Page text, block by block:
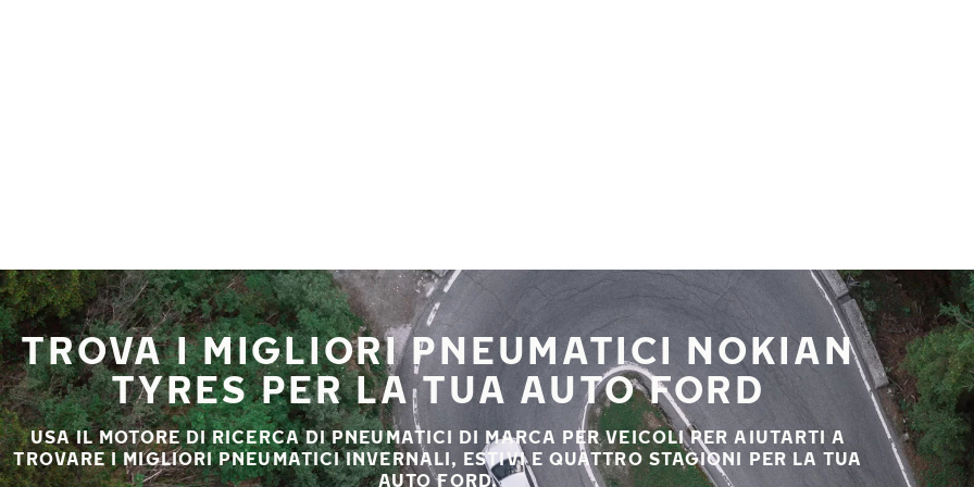
TROVA I MIGLIORI PNEUMATICI NOKIAN
TYRES PER LA TUA AUTO FORD
USA IL MOTORE DI RICERCA DI PNEUMATICI DI MARCA PER VEICOLI PER AIUTARTI A
TROVARE I MIGLIORI PNEUMATICI INVERNALI, ESTIVI E QUATTRO STAGIONI PER LA TUA
AUTO FORD.